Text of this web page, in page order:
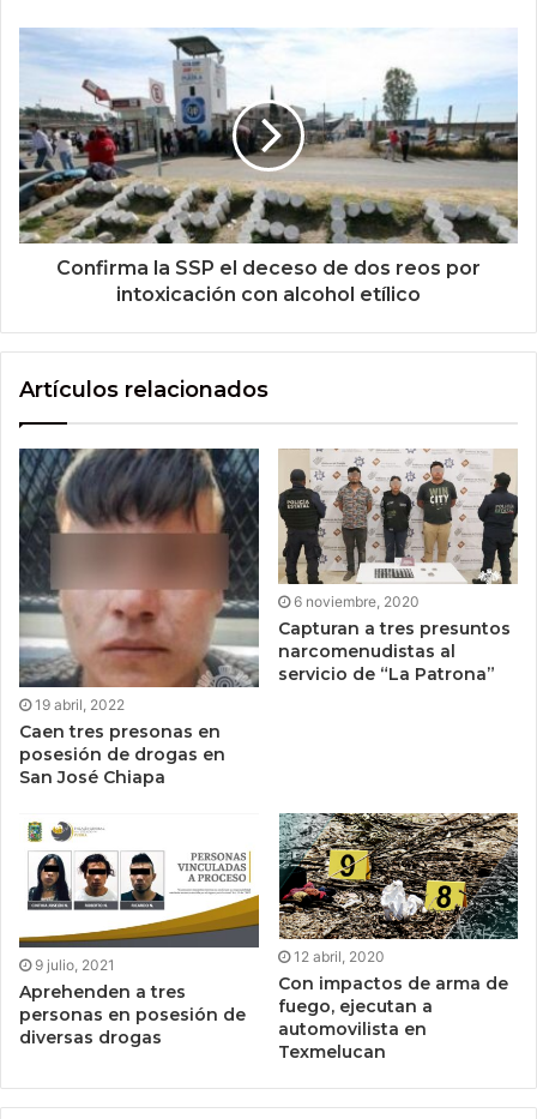
Confirma la SSP el deceso de dos reos por
intoxicación con alcohol etílico
Artículos relacionados
19 abril, 2022
Caen tres presonas en
posesión de drogas en
San José Chiapa
6 noviembre, 2020
Capturan a tres presuntos
narcomenudistas al
servicio de “La Patrona”
9 julio, 2021
Aprehenden a tres
personas en posesión de
diversas drogas
12 abril, 2020
Con impactos de arma de
fuego, ejecutan a
automovilista en
Texmelucan